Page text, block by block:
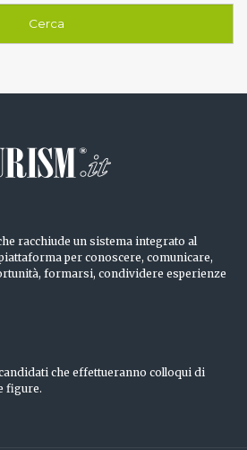
racchiude un sistema integrato al
per conoscere, comunicare,
formarsi, condividere esperienze
che effettueranno colloqui di
figure.